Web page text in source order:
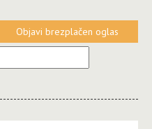
Objavi brezplačen oglas